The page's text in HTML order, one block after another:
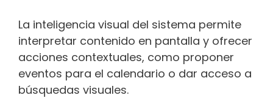
La inteligencia visual del sistema permite
interpretar contenido en pantalla y ofrecer
acciones contextuales, como proponer
eventos para el calendario o dar acceso a
búsquedas visuales.